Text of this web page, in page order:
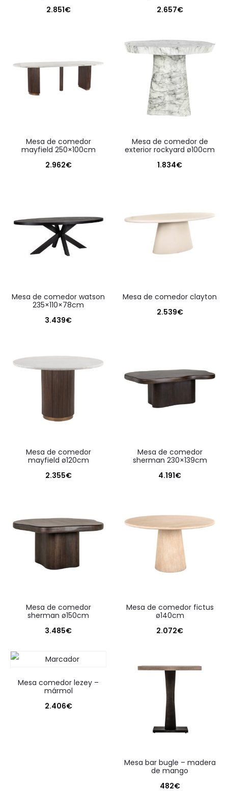
2.851€
2.657€
mesa de comedor
mayfield 250×100cm
2.962€
mesa de comedor de
exterior rockyard ø100cm
1.834€
mesa de comedor watson
235×110×78cm
3.439€
mesa de comedor clayton
2.539€
mesa de comedor
mayfield ø120cm
2.355€
mesa de comedor
sherman 230×139cm
4.191€
mesa de comedor
sherman ø150cm
3.485€
mesa de comedor fictus
ø140cm
2.072€
mesa comedor lezey –
mármol
2.406€
mesa bar bugle – madera
de mango
482€